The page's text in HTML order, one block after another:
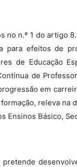
no n.º 1 do artigo
para efeitos de
de Educação
de
em
releva
Ensinos Básico,
pretende